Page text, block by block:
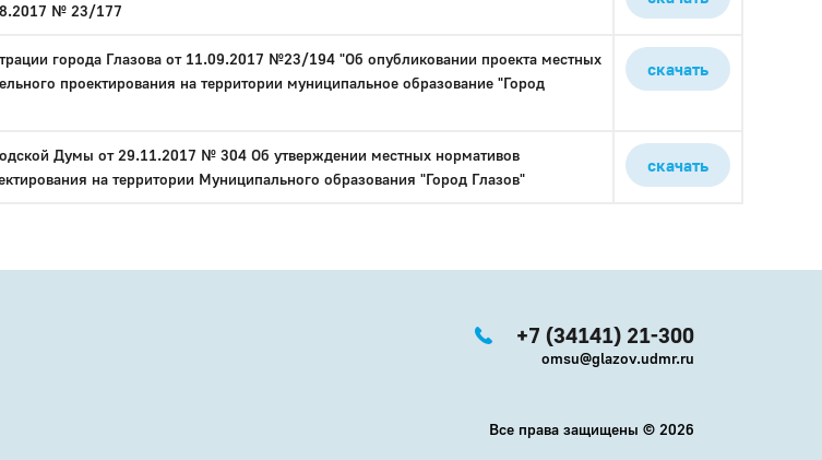
№ 23/177
города Глазова от 11.09.2017 №23/194 "Об опубликовании проекта местных
проектирования на территории муниципальное образование "Город
скачать
Думы от 29.11.2017 № 304 Об утверждении местных нормативов
на территории Муниципального образования "Город Глазов"
скачать
+7 (34141) 21-300
omsu@glazov.udmr.ru
Все права защищены © 2026